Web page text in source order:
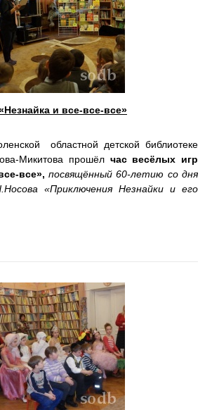
и все-все-все»
областной детской библиотеке
Микитова прошёл час весёлых игр
все», посвящённый 60-летию со дня
«Приключения Незнайки и его